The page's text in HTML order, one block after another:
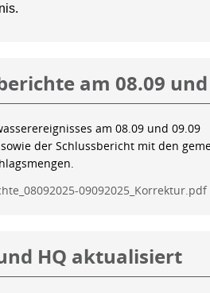
am 08.09 und
am 08.09 und 09.09
der Schlussbericht mit den
09092025_Korrektur.pdf
HQ aktualisiert